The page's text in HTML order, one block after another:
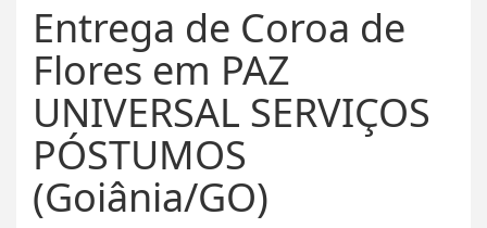
Entrega de Coroa de
Flores em PAZ
UNIVERSAL SERVIÇOS
PÓSTUMOS
(Goiânia/GO)